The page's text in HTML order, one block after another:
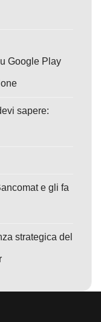
Google Play
sapere:
e gli fa
strategica del